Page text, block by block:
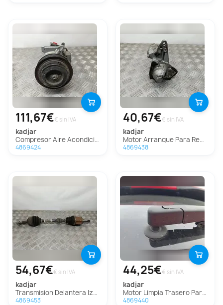
111,67€€ sin IVA
kadjar
Compresor Aire Acondicionado Para Renault Kadjar
4869424
40,67€€ sin IVA
kadjar
Motor Arranque Para Renault Kadjar
4869438
54,67€€ sin IVA
kadjar
Transmision Delantera Izquierda Para Renault Kadjar
4869453
44,25€€ sin IVA
kadjar
Motor Limpia Trasero Para Renault Kadjar
4869440